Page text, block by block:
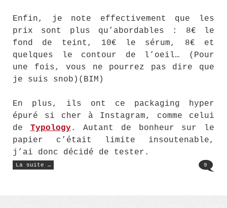
Enfin, je note effectivement que les
prix sont plus qu’abordables : 8€ le
fond de teint, 10€ le sérum, 8€ et
quelques le contour de l’oeil… (Pour
une fois, vous ne pourrez pas dire que
je suis snob)(BIM)
En plus, ils ont ce packaging hyper
épuré si cher à Instagram, comme celui
de Typology. Autant de bonheur sur le
papier c’était limite insoutenable,
j’ai donc décidé de tester.
La suite …
« The
Ordinary,
9